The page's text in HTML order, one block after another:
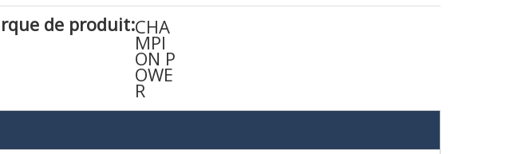
de produit:CHA
MPI
ON P
OWE
R